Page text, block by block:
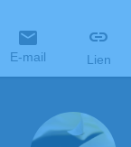
E-mail Lien